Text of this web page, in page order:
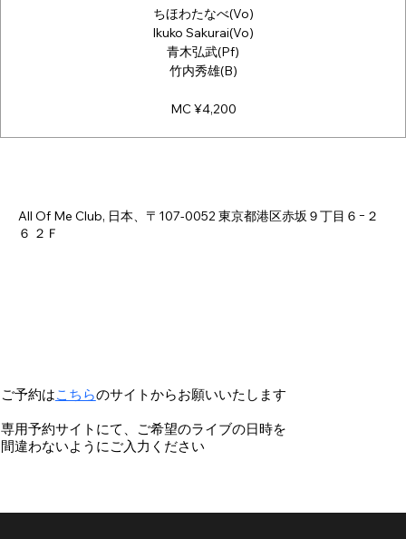
ご予約はこちらのサイトからお願いいたします
専用予約サイトにて、ご希望のライブの日時を
間違わないようにご入力ください
ちほわたなべ(Vo)
Ikuko Sakurai(Vo)
青木弘武(Pf)
竹内秀雄(B)
MC ¥4,200
All Of Me Club, 日本、〒107-0052 東京都港区赤坂９丁目６−２
６ ２Ｆ